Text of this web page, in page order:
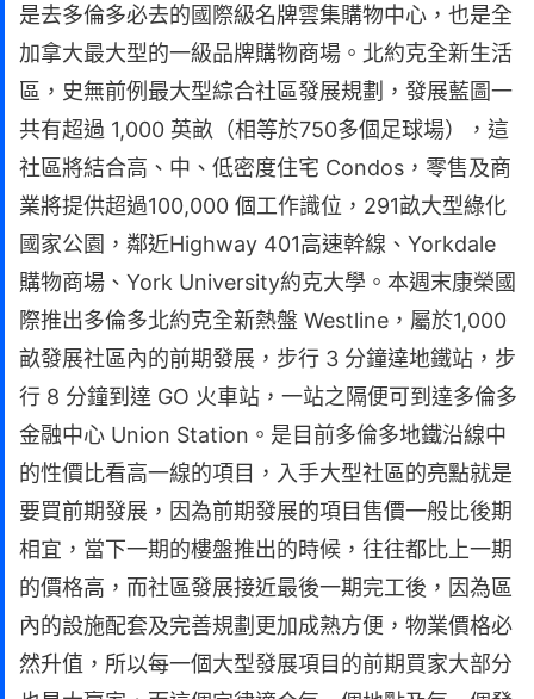
是去多倫多必去的國際級名牌雲集購物中心，也是全
加拿大最大型的一級品牌購物商場。北約克全新生活
區，史無前例最大型綜合社區發展規劃，發展藍圖一
共有超過 1,000 英畝（相等於750多個足球場），這
社區將結合高、中、低密度住宅 Condos，零售及商
業將提供超過100,000 個工作識位，291畝大型綠化
國家公園，鄰近Highway 401高速幹線、Yorkdale
購物商場、York University約克大學。本週末康榮國
際推出多倫多北約克全新熱盤 Westline，屬於1,000
畝發展社區內的前期發展，步行 3 分鐘達地鐵站，步
行 8 分鐘到達 GO 火車站，一站之隔便可到達多倫多
金融中心 Union Station。是目前多倫多地鐵沿線中
的性價比看高一線的項目，入手大型社區的亮點就是
要買前期發展，因為前期發展的項目售價一般比後期
相宜，當下一期的樓盤推出的時候，往往都比上一期
的價格高，而社區發展接近最後一期完工後，因為區
內的設施配套及完善規劃更加成熟方便，物業價格必
然升值，所以每一個大型發展項目的前期買家大部分